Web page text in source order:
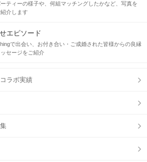
ティーの様子や、何組マッチングしたかなど、写真を
介します
エピソード
で出会い、お付き合い・ご成婚された皆様からの良縁
セージをご紹介
ラボ実績